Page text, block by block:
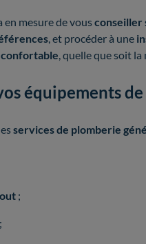
en mesure de vousconseiller
, et procéder à une
, quelle que soit la
équipements
services de plomberie
;
;